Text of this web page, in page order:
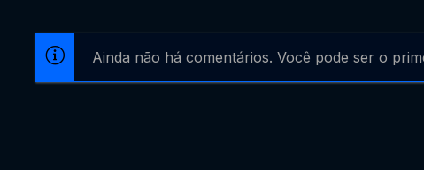
Ainda não há comentários. Você pode ser o